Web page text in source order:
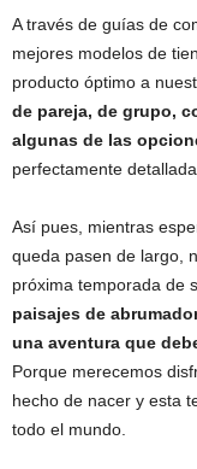
A través de guías de
mejores modelos de
producto óptimo a
de pareja, de grupo,
algunas de las
perfectamente
Así pues, mientras
queda pasen de largo,
próxima temporada de
paisajes de
una aventura que
Porque merecemos
hecho de nacer y esta
todo el mundo.